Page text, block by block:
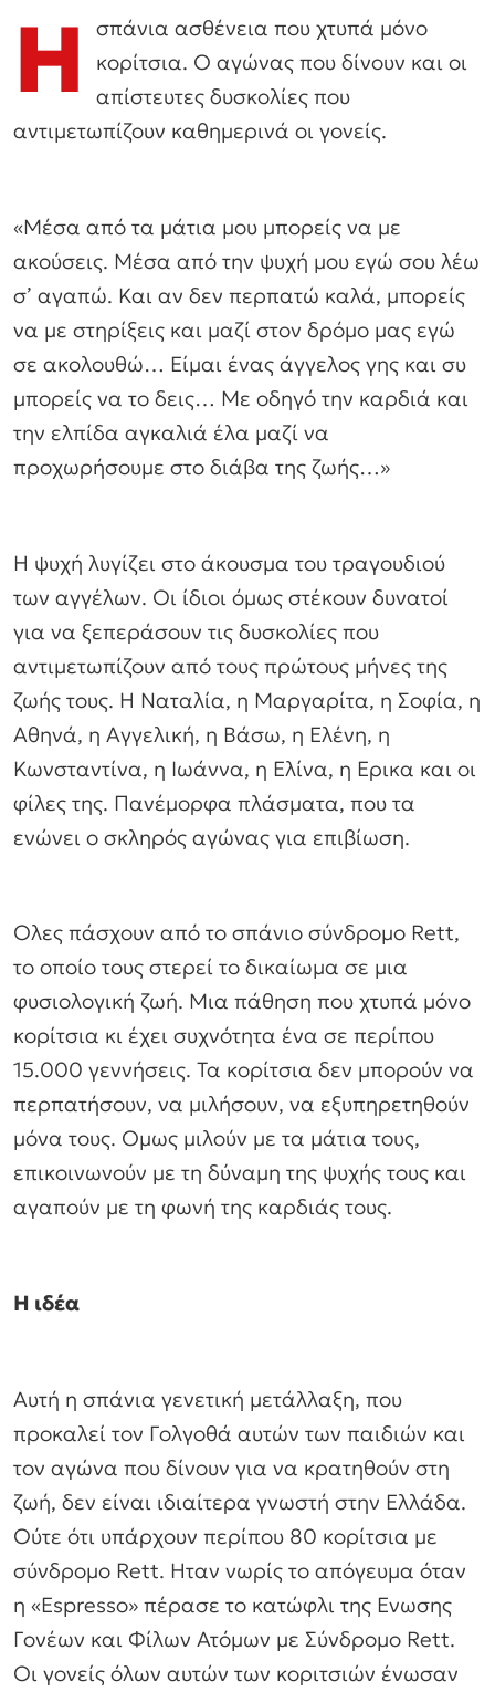
Η
σπάνια ασθένεια που χτυπά μόνο
κορίτσια. Ο αγώνας που δίνουν και οι
απίστευτες δυσκολίες που
αντιμετωπίζουν καθημερινά οι γονείς.
«Μέσα από τα μάτια μου μπορείς να με
ακούσεις. Μέσα από την ψυχή μου εγώ σου λέω
σ’ αγαπώ. Και αν δεν περπατώ καλά, μπορείς
να με στηρίξεις και μαζί στον δρόμο μας εγώ
σε ακολουθώ… Είμαι ένας άγγελος γης και συ
μπορείς να το δεις… Με οδηγό την καρδιά και
την ελπίδα αγκαλιά έλα μαζί να
προχωρήσουμε στο διάβα της ζωής…»
Η ψυχή λυγίζει στο άκουσμα του τραγουδιού
των αγγέλων. Οι ίδιοι όμως στέκουν δυνατοί
για να ξεπεράσουν τις δυσκολίες που
αντιμετωπίζουν από τους πρώτους μήνες της
ζωής τους. Η Ναταλία, η Μαργαρίτα, η Σοφία, η
Αθηνά, η Αγγελική, η Βάσω, η Ελένη, η
Κωνσταντίνα, η Ιωάννα, η Ελίνα, η Ερικα και οι
φίλες της. Πανέμορφα πλάσματα, που τα
ενώνει ο σκληρός αγώνας για επιβίωση.
Ολες πάσχουν από το σπάνιο σύνδρομο Rett,
το οποίο τους στερεί το δικαίωμα σε μια
φυσιολογική ζωή. Μια πάθηση που χτυπά μόνο
κορίτσια κι έχει συχνότητα ένα σε περίπου
15.000 γεννήσεις. Τα κορίτσια δεν μπορούν να
περπατήσουν, να μιλήσουν, να εξυπηρετηθούν
μόνα τους. Ομως μιλούν με τα μάτια τους,
επικοινωνούν με τη δύναμη της ψυχής τους και
αγαπούν με τη φωνή της καρδιάς τους.
Η ιδέα
Αυτή η σπάνια γενετική μετάλλαξη, που
προκαλεί τον Γολγοθά αυτών των παιδιών και
τον αγώνα που δίνουν για να κρατηθούν στη
ζωή, δεν είναι ιδιαίτερα γνωστή στην Ελλάδα.
Ούτε ότι υπάρχουν περίπου 80 κορίτσια με
σύνδρομο Rett. Ηταν νωρίς το απόγευμα όταν
η «Espresso» πέρασε το κατώφλι της Ενωσης
Γονέων και Φίλων Ατόμων με Σύνδρομο Rett.
Οι γονείς όλων αυτών των κοριτσιών ένωσαν